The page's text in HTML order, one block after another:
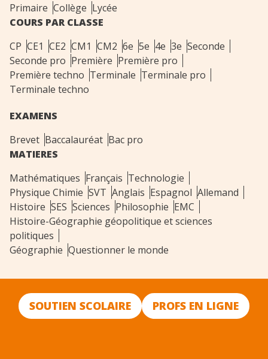
Primaire Collège Lycée
COURS PAR CLASSE
CP CE1 CE2 CM1 CM2 6e 5e 4e 3e Seconde
Seconde pro Première Première pro
Première techno Terminale Terminale pro
Terminale techno
EXAMENS
Brevet Baccalauréat Bac pro
MATIERES
Mathématiques Français Technologie
Physique Chimie SVT Anglais Espagnol Allemand
Histoire SES Sciences Philosophie EMC
Histoire-Géographie géopolitique et sciences
politiques
Géographie Questionner le monde
SOUTIEN SCOLAIRE PROFS EN LIGNE